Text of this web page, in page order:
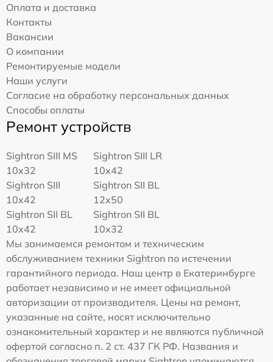
Оплата и доставка
Контакты
Вакансии
О компании
Ремонтируемые модели
Наши услуги
Согласие на обработку персональных данных
Способы оплаты
Ремонт устройств
Sightron SIII MS
10x32
Sightron SIII LR
10x42
Sightron SIII
10x42
Sightron SII BL
12x50
Sightron SII BL
10x42
Sightron SII BL
10x32
Мы занимаемся ремонтом и техническим
обслуживанием техники Sightron по истечении
гарантийного периода. Наш центр в Екатеринбурге
работает независимо и не имеет официальной
авторизации от производителя. Цены на ремонт,
указанные на сайте, носят исключительно
ознакомительный характер и не являются публичной
офертой согласно п. 2 ст. 437 ГК РФ. Названия и